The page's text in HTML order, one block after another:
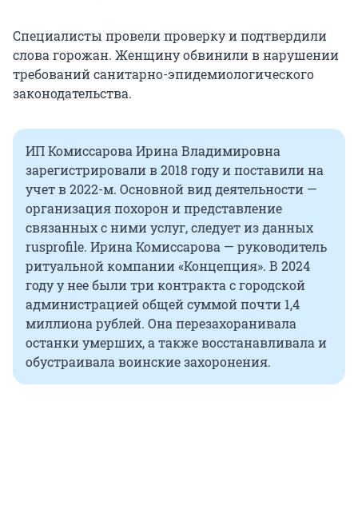
Специалисты провели проверку и подтвердили
слова горожан. Женщину обвинили в нарушении
требований санитарно-эпидемиологического
законодательства.
ИП Комиссарова Ирина Владимировна
зарегистрировали в 2018 году и поставили на
учет в 2022-м. Основной вид деятельности —
организация похорон и представление
связанных с ними услуг, следует из данных
rusprofile. Ирина Комиссарова — руководитель
ритуальной компании «Концепция». В 2024
году у нее были три контракта с городской
администрацией общей суммой почти 1,4
миллиона рублей. Она перезахоранивала
останки умерших, а также восстанавливала и
обустраивала воинские захоронения.